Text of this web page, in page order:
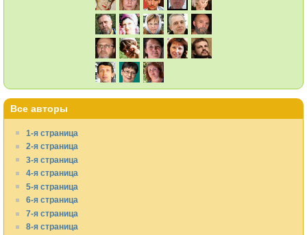
Все авторы
1-я страница
2-я страница
3-я страница
4-я страница
5-я страница
6-я страница
7-я страница
8-я страница